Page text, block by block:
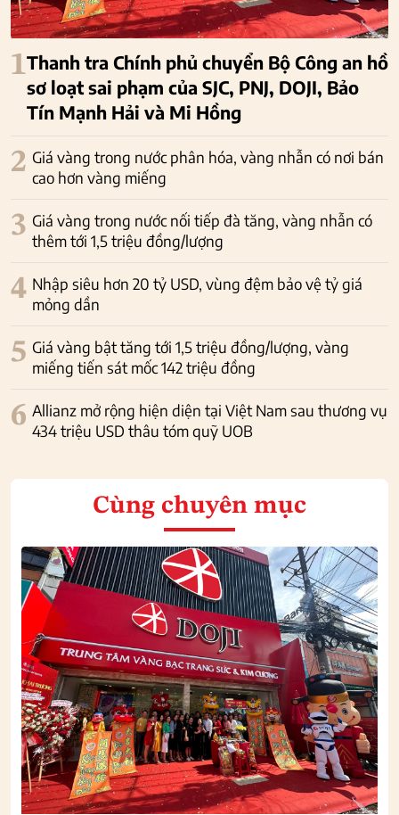
1Thanh tra Chính phủ chuyển Bộ Công an hồ
sơ loạt sai phạm của SJC, PNJ, DOJI, Bảo
Tín Mạnh Hải và Mi Hồng
2 Giá vàng trong nước phân hóa, vàng nhẫn có nơi bán
cao hơn vàng miếng
3 Giá vàng trong nước nối tiếp đà tăng, vàng nhẫn có
thêm tới 1,5 triệu đồng/lượng
4 Nhập siêu hơn 20 tỷ USD, vùng đệm bảo vệ tỷ giá
mỏng dần
5 Giá vàng bật tăng tới 1,5 triệu đồng/lượng, vàng
miếng tiến sát mốc 142 triệu đồng
6 Allianz mở rộng hiện diện tại Việt Nam sau thương vụ
434 triệu USD thâu tóm quỹ UOB
Cùng chuyên mục